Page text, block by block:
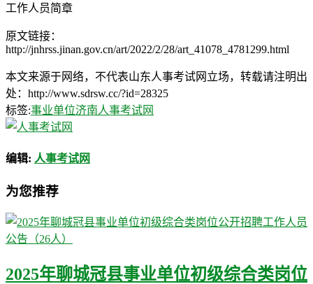
工作人员简章
原文链接：
http://jnhrss.jinan.gov.cn/art/2022/2/28/art_41078_4781299.html
本文来源于网络，不代表山东人事考试网立场，转载请注明出
处：http://www.sdrsw.cc/?id=28325
标签:事业单位济南人事考试网
编辑: 人事考试网
为您推荐
2025年聊城冠县事业单位初级综合类岗位